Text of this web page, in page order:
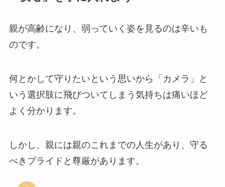
親が高齢になり、弱っていく姿を見るのは辛いも
のです。
何とかして守りたいという思いから「カメラ」と
いう選択肢に飛びついてしまう気持ちは痛いほど
よく分かります。
しかし、親には親のこれまでの人生があり、守る
べきプライドと尊厳があります。